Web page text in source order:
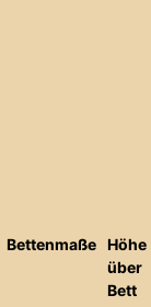
Bettenmaße Höhe
über
Bett